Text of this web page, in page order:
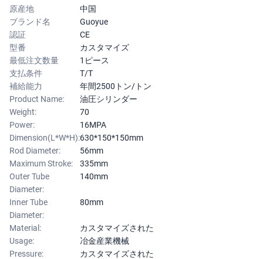
原産地
中国
ブランド名
Guoyue
認証
CE
型番
カスタマイズ
最低注文数量
1ピース
支払条件
T/T
補給能力
年間2500トン/トン
Product Name:
油圧シリンダー
Weight:
70
Power:
16MPA
Dimension(L*W*H):630*150*150mm
Rod Diameter:
56mm
Maximum Stroke:
335mm
Outer Tube
Diameter:
140mm
Inner Tube
Diameter:
80mm
Material:
カスタマイズされた
Usage:
冶金産業機械
Pressure:
カスタマイズされた